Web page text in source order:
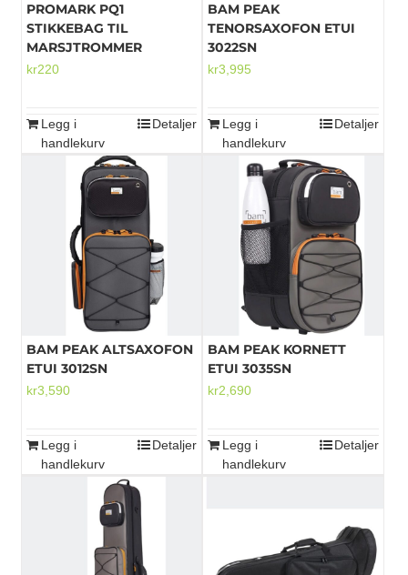
PROMARK PQ1
STIKKEBAG TIL
MARSJTROMMER
kr220
Legg i
handlekurv
Detaljer
BAM PEAK
TENORSAXOFON ETUI
3022SN
kr3,995
Legg i
handlekurv
Detaljer
BAM PEAK ALTSAXOFON
ETUI 3012SN
kr3,590
Legg i
handlekurv
Detaljer
BAM PEAK KORNETT
ETUI 3035SN
kr2,690
Legg i
handlekurv
Detaljer